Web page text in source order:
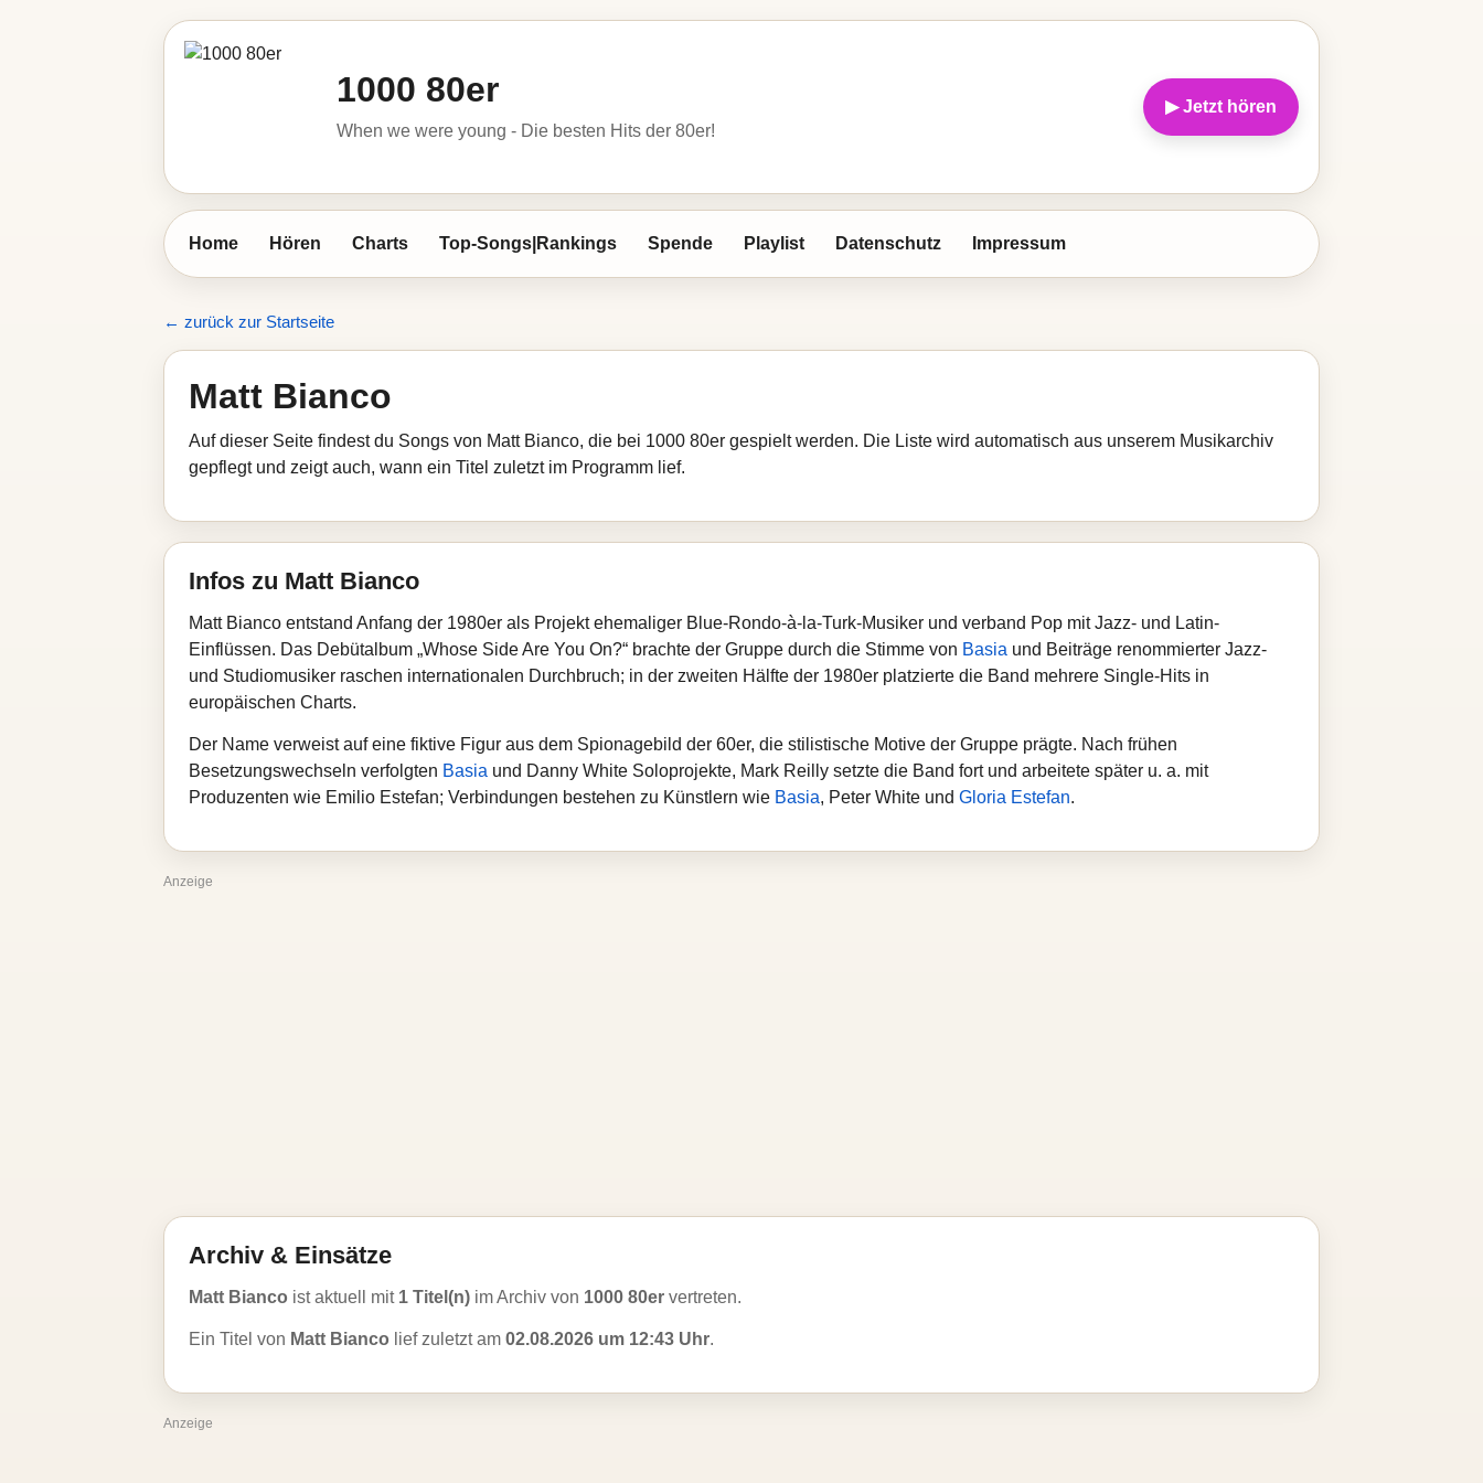
1000 80er
When we were young - Die besten Hits der 80er!
▶ Jetzt hören
Home Hören Charts Top-Songs|Rankings Spende Playlist Datenschutz Impressum
← zurück zur Startseite
Matt Bianco
Auf dieser Seite findest du Songs von Matt Bianco, die bei 1000 80er gespielt werden. Die Liste wird automatisch aus unserem Musikarchiv
gepflegt und zeigt auch, wann ein Titel zuletzt im Programm lief.
Infos zu Matt Bianco
Matt Bianco entstand Anfang der 1980er als Projekt ehemaliger Blue-Rondo-à-la-Turk-Musiker und verband Pop mit Jazz- und Latin-
Einflüssen. Das Debütalbum „Whose Side Are You On?“ brachte der Gruppe durch die Stimme von Basia und Beiträge renommierter Jazz-
und Studiomusiker raschen internationalen Durchbruch; in der zweiten Hälfte der 1980er platzierte die Band mehrere Single-Hits in
europäischen Charts.
Der Name verweist auf eine fiktive Figur aus dem Spionagebild der 60er, die stilistische Motive der Gruppe prägte. Nach frühen
Besetzungswechseln verfolgten Basia und Danny White Soloprojekte, Mark Reilly setzte die Band fort und arbeitete später u. a. mit
Produzenten wie Emilio Estefan; Verbindungen bestehen zu Künstlern wie Basia, Peter White und Gloria Estefan.
Anzeige
Archiv & Einsätze
Matt Bianco ist aktuell mit 1 Titel(n) im Archiv von 1000 80er vertreten.
Ein Titel von Matt Bianco lief zuletzt am 02.08.2026 um 12:43 Uhr.
Anzeige